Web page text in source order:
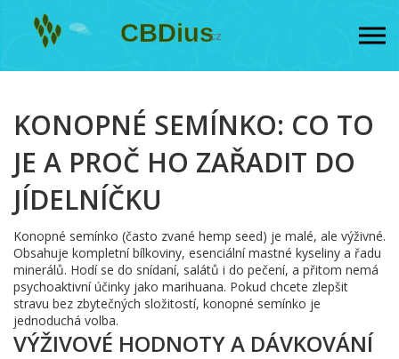
KONOPNÉ SEMÍNKO: CO TO
JE A PROČ HO ZAŘADIT DO
JÍDELNÍČKU
Konopné semínko (často zvané hemp seed) je malé, ale výživné.
Obsahuje kompletní bílkoviny, esenciální mastné kyseliny a řadu
minerálů. Hodí se do snídaní, salátů i do pečení, a přitom nemá
psychoaktivní účinky jako marihuana. Pokud chcete zlepšit
stravu bez zbytečných složitostí, konopné semínko je
jednoduchá volba.
VÝŽIVOVÉ HODNOTY A DÁVKOVÁNÍ